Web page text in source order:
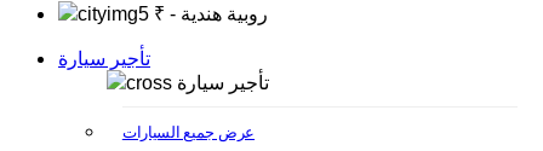
₹
- روبية هندية
تأجير سيارة
تأجير سيارة
عرض جميع السيارات